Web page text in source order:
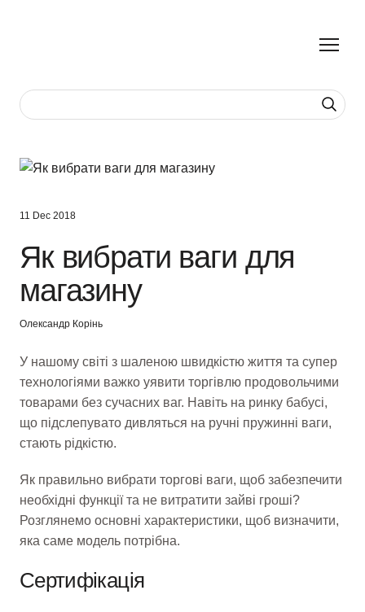
11 Dec 2018
Як вибрати ваги для
магазину
Олександр Корінь
У нашому світі з шаленою швидкістю життя та супер
технологіями важко уявити торгівлю продовольчими
товарами без сучасних ваг. Навіть на ринку бабусі,
що підслепувато дивляться на ручні пружинні ваги,
стають рідкістю.
Як правильно вибрати торгові ваги, щоб забезпечити
необхідні функції та не витратити зайві гроші?
Розглянемо основні характеристики, щоб визначити,
яка саме модель потрібна.
Сертифікація